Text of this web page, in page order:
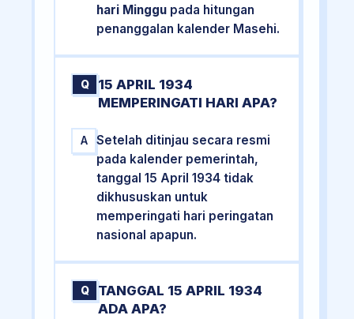
hari Minggu pada hitungan
penanggalan kalender Masehi.
Q
15 APRIL 1934
MEMPERINGATI HARI APA?
A
Setelah ditinjau secara resmi
pada kalender pemerintah,
tanggal 15 April 1934 tidak
dikhususkan untuk
memperingati hari peringatan
nasional apapun.
Q
TANGGAL 15 APRIL 1934
ADA APA?